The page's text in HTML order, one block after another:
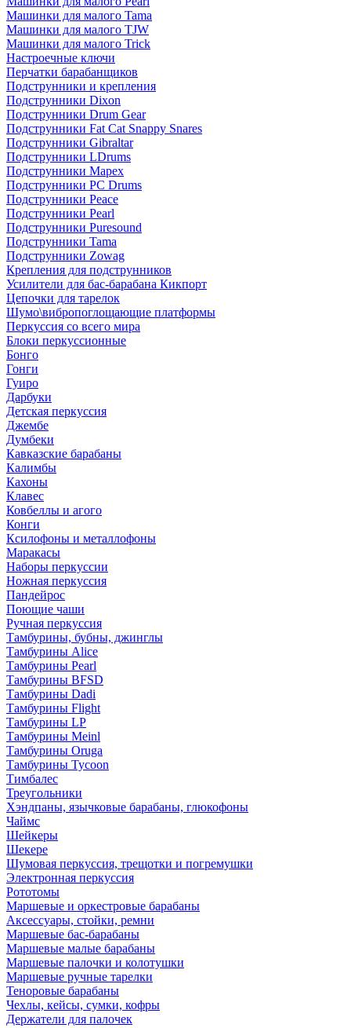
Машинки для малого Tama
Машинки для малого TJW
Машинки для малого Trick
Настроечные ключи
Перчатки барабанщиков
Подструнники и крепления
Подструнники Dixon
Подструнники Drum Gear
Подструнники Fat Cat Snappy Snares
Подструнники Gibraltar
Подструнники LDrums
Подструнники Mapex
Подструнники PC Drums
Подструнники Peace
Подструнники Pearl
Подструнники Puresound
Подструнники Tama
Подструнники Zowag
Крепления для подструнников
Усилители для бас-барабана Кикпорт
Цепочки для тарелок
Шумо\вибропоглощающие платформы
Перкуссия со всего мира
Блоки перкуссионные
Бонго
Гонги
Гуиро
Дарбуки
Детская перкуссия
Джембе
Думбеки
Кавказские барабаны
Калимбы
Кахоны
Клавес
Ковбеллы и агого
Конги
Ксилофоны и металлофоны
Маракасы
Наборы перкуссии
Ножная перкуссия
Пандейрос
Поющие чаши
Ручная перкуссия
Тамбурины, бубны, джинглы
Тамбурины Alice
Тамбурины Pearl
Тамбурины BFSD
Тамбурины Dadi
Тамбурины Flight
Тамбурины LP
Тамбурины Meinl
Тамбурины Oruga
Тамбурины Tycoon
Тимбалес
Треугольники
Хэндпаны, язычковые барабаны, глюкофоны
Чаймс
Шейкеры
Шекере
Шумовая перкуссия, трещотки и погремушки
Электронная перкуссия
Рототомы
Маршевые и оркестровые барабаны
Аксессуары, стойки, ремни
Маршевые бас-барабаны
Маршевые малые барабаны
Маршевые палочки и колотушки
Маршевые ручные тарелки
Теноровые барабаны
Чехлы, кейсы, сумки, кофры
Держатели для палочек